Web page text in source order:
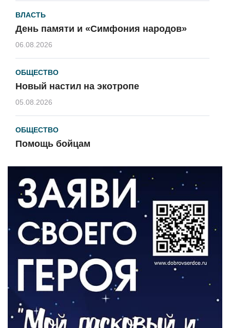
ВЛАСТЬ
День памяти и «Симфония народов»
06.08.2026
ОБЩЕСТВО
Новый настил на экотропе
05.08.2026
ОБЩЕСТВО
Помощь бойцам
ВЛАСТЬ
«Второй старт» для ветеранов СВО
РАЗЪЯСНЯЕМ
Контракт с новой выплатой
05.08.2026